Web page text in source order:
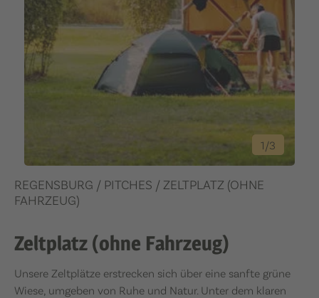
1 /3
REGENSBURG / PITCHES / ZELTPLATZ (OHNE
FAHRZEUG)
Zeltplatz (ohne Fahrzeug)
Unsere Zeltplätze erstrecken sich über eine sanfte grüne
Wiese, umgeben von Ruhe und Natur. Unter dem klaren